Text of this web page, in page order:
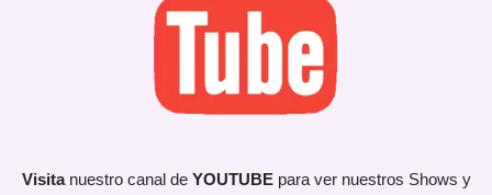
Visita nuestro canal de YOUTUBEpara ver nuestros Shows y